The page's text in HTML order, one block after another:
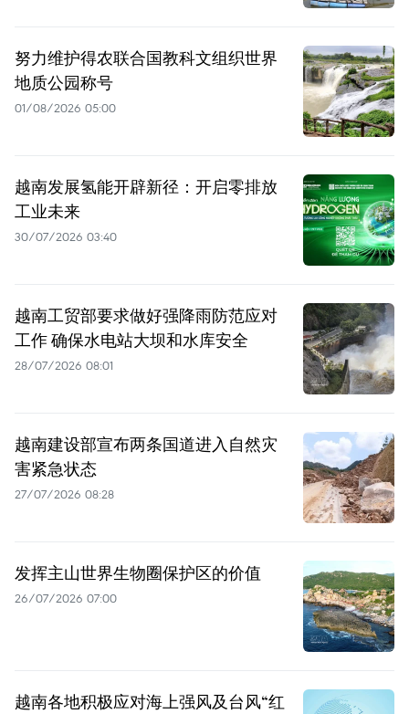
努力维护得农联合国教科文组织世界
地质公园称号
01/08/2026 05:00
越南发展氢能开辟新径：开启零排放
工业未来
30/07/2026 03:40
越南工贸部要求做好强降雨防范应对
工作 确保水电站大坝和水库安全
28/07/2026 08:01
越南建设部宣布两条国道进入自然灾
害紧急状态
27/07/2026 08:28
发挥主山世界生物圈保护区的价值
26/07/2026 07:00
越南各地积极应对海上强风及台风“红